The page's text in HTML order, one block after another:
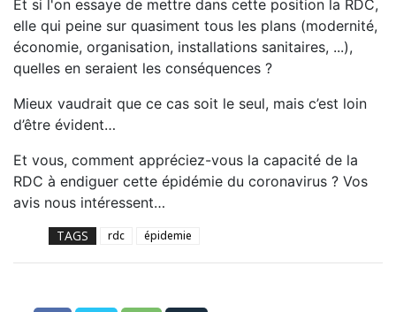
Et si l'on essaye de mettre dans cette position la RDC,
elle qui peine sur quasiment tous les plans (modernité,
économie, organisation, installations sanitaires, ...),
quelles en seraient les conséquences ?
Mieux vaudrait que ce cas soit le seul, mais c’est loin
d’être évident…
Et vous, comment appréciez-vous la capacité de la
RDC à endiguer cette épidémie du coronavirus ? Vos
avis nous intéressent…
TAGS rdc épidemie